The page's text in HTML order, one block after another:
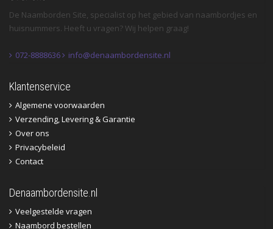
De Naamborden Site, specialist op het gebied van naambordjes en
huisnummers. Heeft u vragen? Wij helpen graag!
072-8888636 info@denaambordensite.nl
Klantenservice
Algemene voorwaarden
Verzending, Levering & Garantie
Over ons
Privacybeleid
Contact
Denaambordensite.nl
Veelgestelde vragen
Naambord bestellen